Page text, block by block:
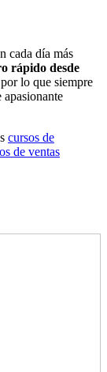
cada día más
rápido desde
lo que siempre
apasionante
cursos de
de ventas